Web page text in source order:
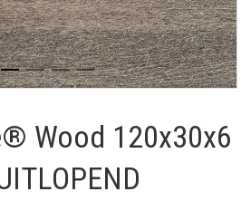
Wood 120x30x6